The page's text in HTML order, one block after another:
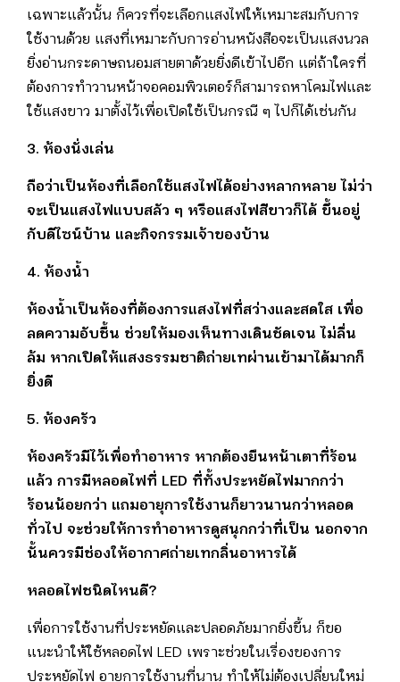
เฉพาะแล้วนั้น ก็ควรที่จะเลือกแสงไฟให้เหมาะสมกับการ
ใช้งานด้วย แสงที่เหมาะกับการอ่านหนังสือจะเป็นแสงนวล
ยิ่งอ่านกระดาษถนอมสายตาด้วยยิ่งดีเข้าไปอีก แต่ถ้าใครที่
ต้องการทำวานหน้าจอคอมพิวเตอร์ก็สามารถหาโคมไฟและ
ใช้แสงขาว มาตั้งไว้เพื่อเปิดใช้เป็นกรณี ๆ ไปก็ได้เช่นกัน
3. ห้องนั่งเล่น
ถือว่าเป็นห้องที่เลือกใช้แสงไฟได้อย่างหลากหลาย ไม่ว่า
จะเป็นแสงไฟแบบสลัว ๆ หรือแสงไฟสีขาวก็ได้ ขึ้นอยู่
กับดีไซน์บ้าน และกิจกรรมเจ้าของบ้าน
4. ห้องน้ำ
ห้องน้ำเป็นห้องที่ต้องการแสงไฟที่สว่างและสดใส เพื่อ
ลดความอับชื้น ช่วยให้มองเห็นทางเดินชัดเจน ไม่ลื่น
ล้ม หากเปิดให้แสงธรรมชาติถ่ายเทผ่านเข้ามาได้มากก็
ยิ่งดี
5. ห้องครัว
ห้องครัวมีไว้เพื่อทำอาหาร หากต้องยืนหน้าเตาที่ร้อน
แล้ว การมีหลอดไฟที่ LED ที่ทั้งประหยัดไฟมากกว่า
ร้อนน้อยกว่า แถมอายุการใช้งานก็ยาวนานกว่าหลอด
ทั่วไป จะช่วยให้การทำอาหารดูสนุกกว่าที่เป็น นอกจาก
นั้นควรมีช่องให้อากาศถ่ายเทกลิ่นอาหารได้
หลอดไฟชนิดไหนดี?
เพื่อการใช้งานที่ประหยัดและปลอดภัยมากยิ่งขึ้น ก็ขอ
แนะนำให้ใช้หลอดไฟ LED เพราะช่วยในเรื่องของการ
ประหยัดไฟ อายุการใช้งานที่นาน ทำให้ไม่ต้องเปลี่ยนใหม่